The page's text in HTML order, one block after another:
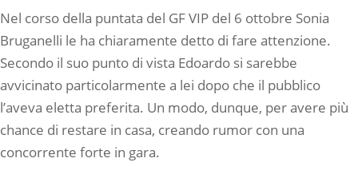
Nel corso della puntata del GF VIP del 6 ottobre Sonia
Bruganelli le ha chiaramente detto di fare attenzione.
Secondo il suo punto di vista Edoardo si sarebbe
avvicinato particolarmente a lei dopo che il pubblico
l’aveva eletta preferita. Un modo, dunque, per avere più
chance di restare in casa, creando rumor con una
concorrente forte in gara.